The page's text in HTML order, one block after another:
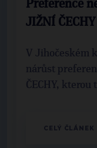
Preference
JIŽNÍ ČECHY
V Jihočeském
nárůst
ČECHY,
CELÝ ČLÁNEK